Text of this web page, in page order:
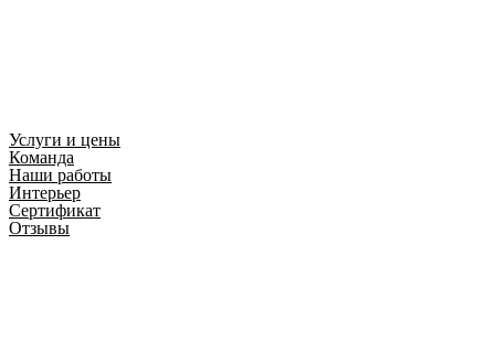
Услуги и цены
Команда
Наши работы
Интерьер
Сертификат
Отзывы